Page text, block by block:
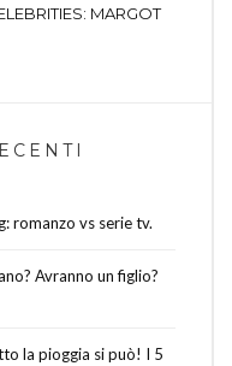
MARGOT
romanzo vs serie tv.
Avranno un figlio?
la pioggia si può! I 5